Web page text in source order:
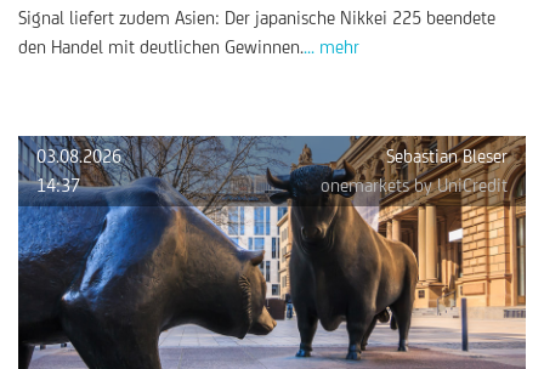
Signal liefert zudem Asien: Der japanische Nikkei 225 beendete
den Handel mit deutlichen Gewinnen.... mehr
03.08.2026
Sebastian Bleser
14:37
onemarkets by UniCredit